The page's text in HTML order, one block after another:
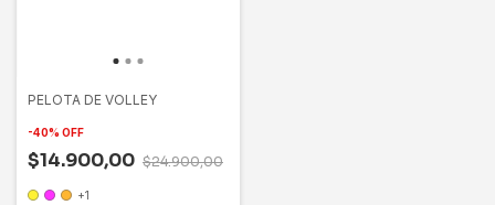
PELOTA DE VOLLEY
-40% OFF
$14.900,00 $24.900,00
+1